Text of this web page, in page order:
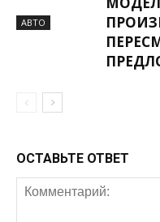
АВТО
ОСТАВЬТЕ ОТВЕТ